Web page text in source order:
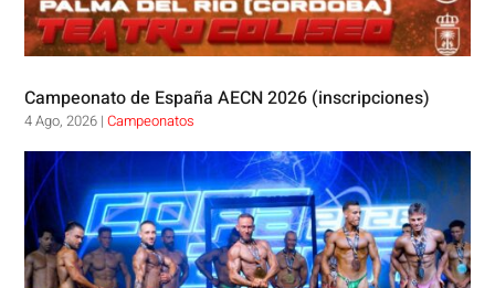
Campeonato de España AECN 2026 (inscripciones)
4 Ago, 2026 |Campeonatos